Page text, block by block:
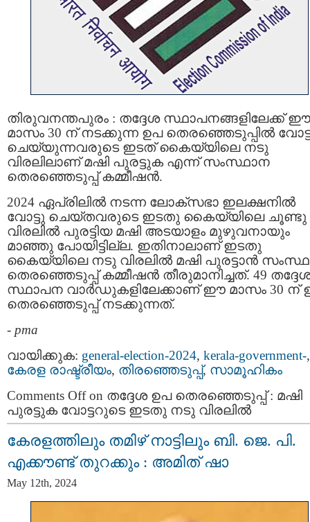
തിരുവനന്തപുരം : തദ്ദേശ സ്ഥാപനങ്ങളിലേക്ക് ഈ
മാസം 30 ന് നടക്കുന്ന ഉപ തെരഞ്ഞെടുപ്പില്‍
ചെയ്യുന്നവരുടെ ഇടത് കൈയ്യിലെ നടു
വിരലിലാണ് മഷി പുരട്ടുക എന്ന് സംസ്ഥാന
തെരഞ്ഞെടുപ്പ് കമ്മീഷന്‍.
2024 ഏപ്രിലില്‍ നടന്ന ലോക്‌സഭാ ഇലക്ഷനിൽ
വോട്ടു ചെയ്തവരുടെ ഇടതു കൈയ്യിലെ ചൂണ്ടു
വിരലില്‍ പുരട്ടിയ മഷി അടയാളം മുഴുവനായും
മാഞ്ഞു പോയിട്ടില്ല. ഇതിനാലാണ് ഇടതു
കൈയ്യിലെ നടു വിരലില്‍ മഷി പുരട്ടാന്‍
തെരഞ്ഞെടുപ്പ് കമ്മീഷന്‍ തീരുമാനിച്ചത്. 49
സ്ഥാപന വാര്‍ഡുകളിലേക്കാണ് ഈ മാസം 30 ന്
തെരഞ്ഞെടുപ്പ് നടക്കുന്നത്.
- pma
വായിക്കുക: general-election-2024, kerala-government-,
കേരള രാഷ്ട്രീയം, തിരഞ്ഞെടുപ്പ്, സാമൂഹികം
Comments Offon തദ്ദേശ ഉപ തെരഞ്ഞെടുപ്പ് : മഷി
പുരട്ടുക വോട്ടറുടെ ഇടതു നടു വിരലില്‍
കേരളത്തിലും തമിഴ്‌ നാട്ടിലും ബി. ജെ. പി.
എക്കൗണ്ട് തുറക്കും : അമിത് ഷാ
May 12th, 2024